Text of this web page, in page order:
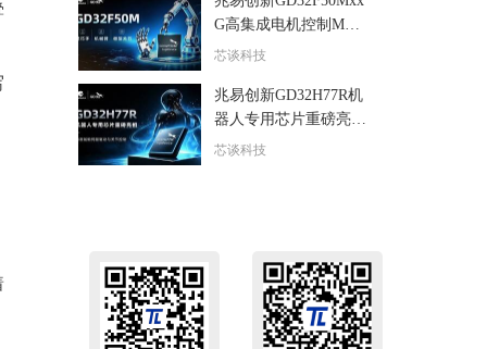
G高集成电机控制MCU
发布，赋能人形机器人
芯谈科技
兆易创新GD32H77R机
器人专用芯片重磅亮
相，精准赋能伺服驱动
芯谈科技